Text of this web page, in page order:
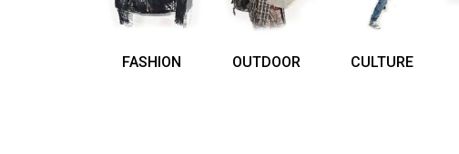
FASHION OUTDOOR CULTURE